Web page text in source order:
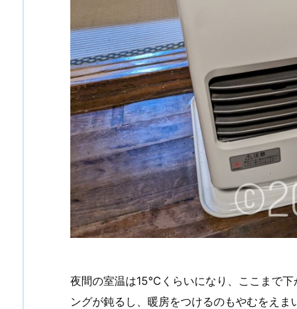
夜間の室温は15℃くらいになり、ここまで
ングが鈍るし、暖房をつけるのもやむをえま